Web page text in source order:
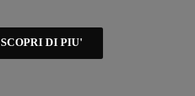
SCOPRI DI PIU'